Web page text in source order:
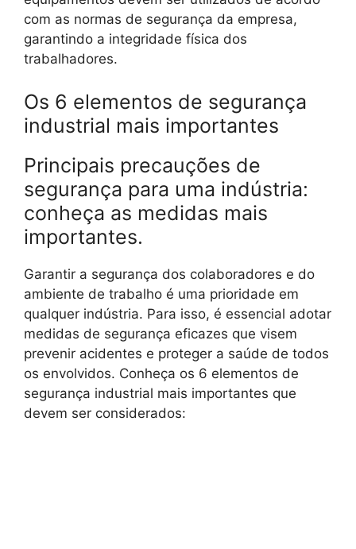
com as normas de segurança da empresa,
garantindo a integridade física dos
trabalhadores.
Os 6 elementos de segurança
industrial mais importantes
Principais precauções de
segurança para uma indústria:
conheça as medidas mais
importantes.
Garantir a segurança dos colaboradores e do
ambiente de trabalho é uma prioridade em
qualquer indústria. Para isso, é essencial adotar
medidas de segurança eficazes que visem
prevenir acidentes e proteger a saúde de todos
os envolvidos. Conheça os 6 elementos de
segurança industrial mais importantes que
devem ser considerados: